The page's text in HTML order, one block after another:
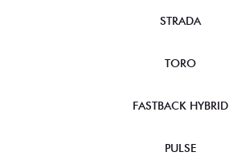
STRADA
TORO
FASTBACK HYBRID
PULSE